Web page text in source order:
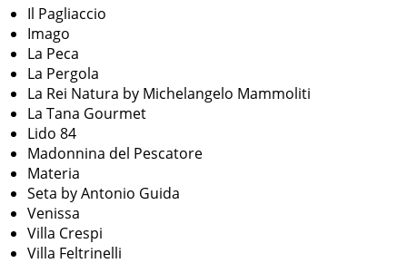
Il Pagliaccio
Imago
La Peca
La Pergola
La Rei Natura by Michelangelo Mammoliti
La Tana Gourmet
Lido 84
Madonnina del Pescatore
Materia
Seta by Antonio Guida
Venissa
Villa Crespi
Villa Feltrinelli